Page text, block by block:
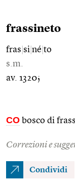
frassineto
fras si né to
s.m.
av. 1320;
CO bosco di
Correzioni e
Condividi